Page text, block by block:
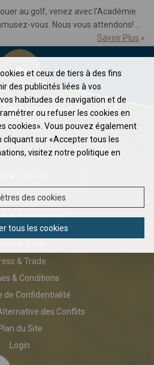
au golf, venez avec l’Académie
vous. Nous vous attendons! ...
Savoir Plus »
in your Pocket
votre jeu au prochain niveau ...
DE NOUS
& Trade
& Conditions
de Confidentialité
des Conflits
du Site
Login
et ceux de tiers à des fins
des publicités liées à vos
habitudes de navigation et de
ou refuser les cookies en
cookies». Vous pouvez également
sur «Accepter tous les
visitez notre politique en
des cookies
tous les cookies